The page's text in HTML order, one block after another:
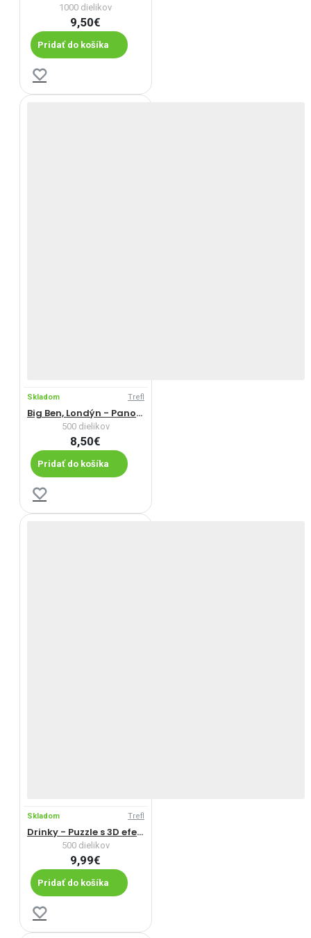
1000 dielikov
9,50€
Pridať do košíka
Skladom Trefl
Big Ben, Londýn - Panoramatické puzzle
500 dielikov
8,50€
Pridať do košíka
Skladom Trefl
Drinky - Puzzle s 3D efektom
500 dielikov
9,99€
Pridať do košíka